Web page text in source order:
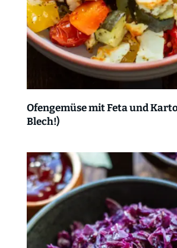
Ofengemüse mit Feta und
Blech!)